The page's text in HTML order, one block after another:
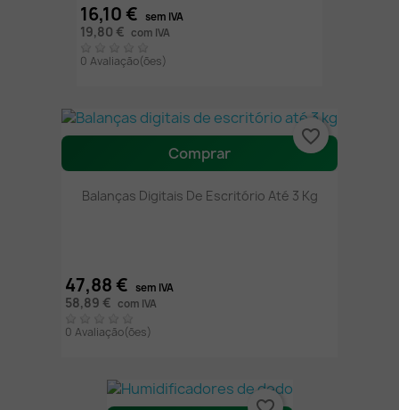
16,10 € sem IVA
19,80 € com IVA
0 Avaliação(ões)
Comprar
Balanças Digitais De Escritório Até 3 Kg
47,88 € sem IVA
58,89 € com IVA
0 Avaliação(ões)
favorite_border